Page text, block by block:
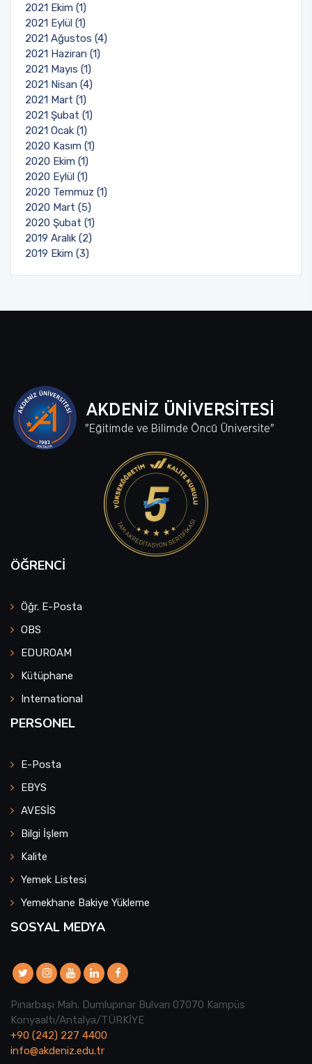
2021 Ekim (1)
2021 Eylül (1)
2021 Ağustos (4)
2021 Haziran (1)
2021 Mayıs (1)
2021 Nisan (4)
2021 Mart (1)
2021 Şubat (1)
2021 Ocak (1)
2020 Kasım (1)
2020 Ekim (1)
2020 Eylül (1)
2020 Temmuz (1)
2020 Mart (5)
2020 Şubat (1)
2019 Aralık (2)
2019 Ekim (3)
ÖĞRENCI
Öğr. E-Posta
OBS
EDUROAM
Kütüphane
International
PERSONEL
E-Posta
EBYS
AVESİS
Bilgi İşlem
Kalite
Yemek Listesi
Yemekhane Bakiye Yükleme
SOSYAL MEDYA
Pınarbaşı Mah. Dumlupınar Bulvarı 07070 Kampüs
Konyaaltı/Antalya/TÜRKİYE
+90 (242) 227 4400
info@akdeniz.edu.tr